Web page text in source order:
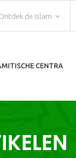
de islam
CENTRA